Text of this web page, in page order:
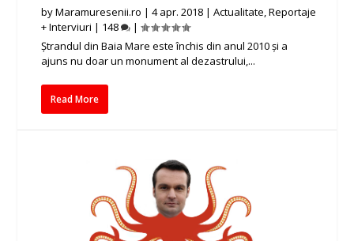
byMaramuresenii.ro |4 apr. 2018 |Actualitate,Reportaje
+ Interviuri | 148
|
Ștrandul din Baia Mare este închis din anul 2010 și a
ajuns nu doar un monument al dezastrului,...
Read More